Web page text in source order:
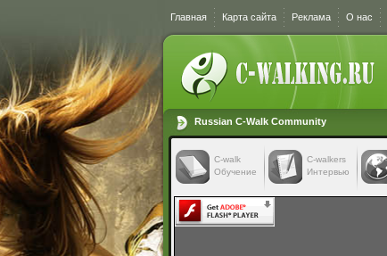
Главная Карта сайта Реклама О нас
Russian C-Walk Community
C-walk
Обучение
C-walkers
Интервью